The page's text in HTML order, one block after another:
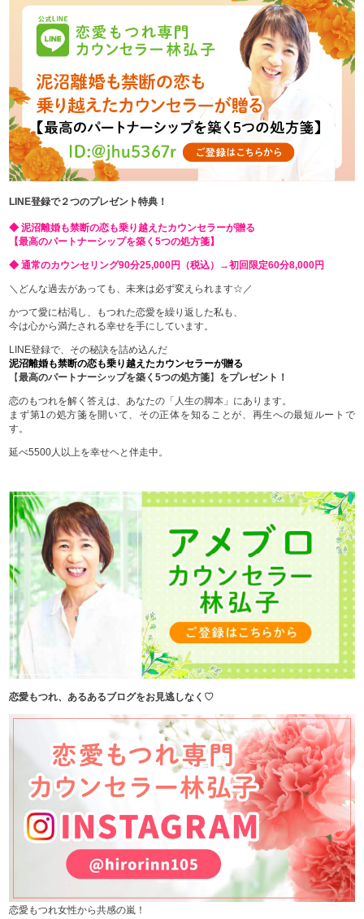
LINE登録で２つのプレゼント特典！
◆ 泥沼離婚も禁断の恋も乗り越えたカウンセラーが贈る
【最高のパートナーシップを築く5つの処方箋】
◆ 通常のカウンセリング90分25,000円（税込）→初回限定60分8,000円
＼どんな過去があっても、未来は必ず変えられます☆／
かつて愛に枯渇し、もつれた恋愛を繰り返した私も、
今は心から満たされる幸せを手にしています。
LINE登録で、その秘訣を詰め込んだ
泥沼離婚も禁断の恋も乗り越えたカウンセラーが贈る
【最高のパートナーシップを築く5つの処方箋】 をプレゼント！
恋のもつれを解く答えは、あなたの「人生の脚本」にあります。
まず第1の処方箋を開いて、その正体を知ることが、再生への最短ルートで
す。
延べ5500人以上を幸せヘと伴走中。
恋愛もつれ、あるあるブログをお見逃しなく♡
恋愛もつれ女性から共感の嵐！